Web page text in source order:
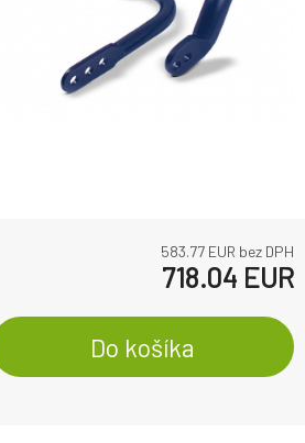
583.77 EUR bez DPH
718.04 EUR
Do košíka